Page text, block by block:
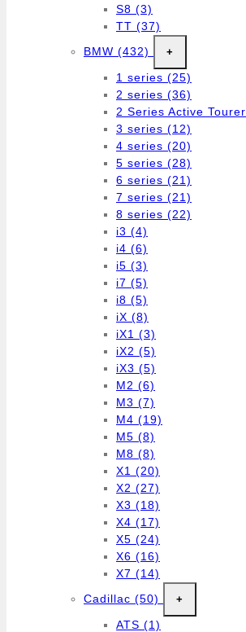
S8 (3)
TT (37)
BMW (432) +
1 series (25)
2 series (36)
2 Series Active Tourer
3 series (12)
4 series (20)
5 series (28)
6 series (21)
7 series (21)
8 series (22)
i3 (4)
i4 (6)
i5 (3)
i7 (5)
i8 (5)
iX (8)
iX1 (3)
iX2 (5)
iX3 (5)
M2 (6)
M3 (7)
M4 (19)
M5 (8)
M8 (8)
X1 (20)
X2 (27)
X3 (18)
X4 (17)
X5 (24)
X6 (16)
X7 (14)
Cadillac (50) +
ATS (1)